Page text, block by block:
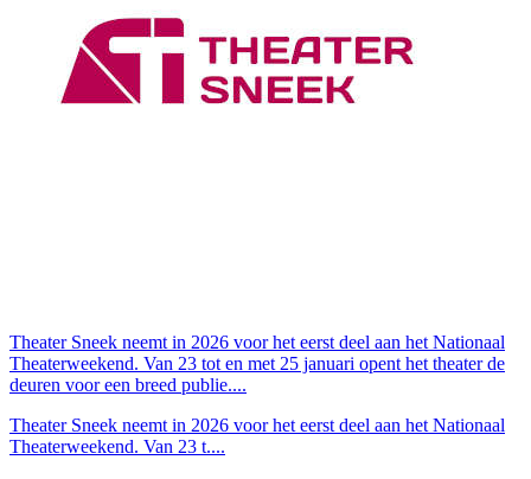
Theater Sneek neemt in 2026 voor het eerst deel aan het Nationaal
Theaterweekend. Van 23 tot en met 25 januari opent het theater de
deuren voor een breed publie....
Theater Sneek neemt in 2026 voor het eerst deel aan het Nationaal
Theaterweekend. Van 23 t....